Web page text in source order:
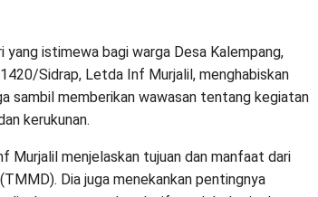
istimewa bagi warga Desa Kalempang,
Sidrap, Letda Inf Murjalil, menghabiskan
sambil memberikan wawasan tentang kegiatan
kerukunan.
menjelaskan tujuan dan manfaat dari
Dia juga menekankan pentingnya